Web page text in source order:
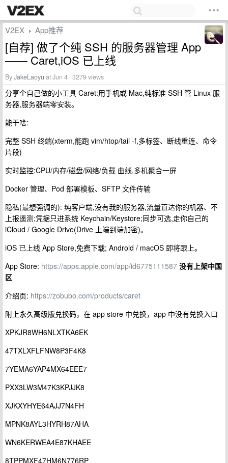
V2EX › App推荐
[自荐] 做了个纯 SSH 的服务器管理 App
—— Caret,iOS 已上线
ByJakeLaoyu at Jun 4 · 3279 views
分享个自己做的小工具 Caret:用手机或 Mac,纯标准 SSH 管 Linux 服
务器,服务器端零安装。
能干啥:
完整 SSH 终端(xterm,能跑 vim/htop/tail -f,多标签、断线重连、命令
片段)
实时监控:CPU/内存/磁盘/网络/负载 曲线,多机聚合一屏
Docker 管理、Pod 部署模板、SFTP 文件传输
隐私(最想强调的): 纯客户端,没有我的服务器,流量直达你的机器、不
上报遥测;凭据只进系统 Keychain/Keystore;同步可选,走你自己的
iCloud / Google Drive(Drive 上端到端加密)。
iOS 已上线 App Store,免费下载; Android / macOS 即将跟上。
App Store: https://apps.apple.com/app/id6775111587 没有上架中国
区
介绍页: https://zobubo.com/products/caret
附上永久高级版兑换码，在 app store 中兑换，app 中没有兑换入口
XPKJR8WH6NLXTKA6EK
47TXLXFLFNW8P3F4K8
7YEMA6YAP4MX64EEE7
PXX3LW3M47K3KPJJK8
XJKXYHYE64AJJ7N4FH
MPNK8AYL3HYRH87AHA
WN6KERWEA4E87KHAEE
8TPPMXF47HM6N776RP